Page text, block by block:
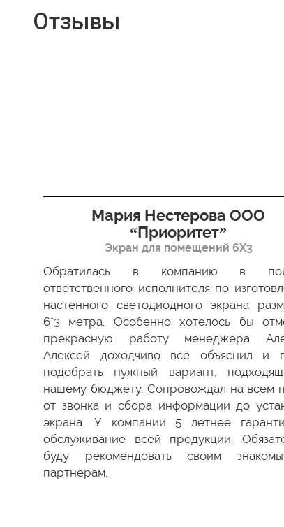
Отзывы
Мария Нестерова ООО
“Приоритет”
Экран для помещений 6Х3
Обратилась в компанию в
ответственного исполнителя по
настенного светодиодного экрана
6*3 метра. Особенно хотелось бы
прекрасную работу менеджера
Алексей доходчиво все объяснил и
подобрать нужный вариант,
нашему бюджету. Сопровождал на всем
от звонка и сбора информации до
экрана. У компании 5 летнее
обслуживание всей продукции.
буду рекомендовать своим
партнерам.